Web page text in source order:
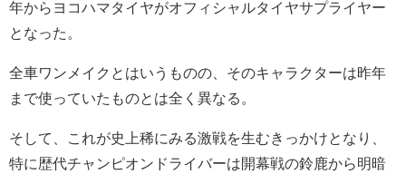
年からヨコハマタイヤがオフィシャルタイヤサプライヤー
となった。
全車ワンメイクとはいうものの、そのキャラクターは昨年
まで使っていたものとは全く異なる。
そして、これが史上稀にみる激戦を生むきっかけとなり、
特に歴代チャンピオンドライバーは開幕戦の鈴鹿から明暗